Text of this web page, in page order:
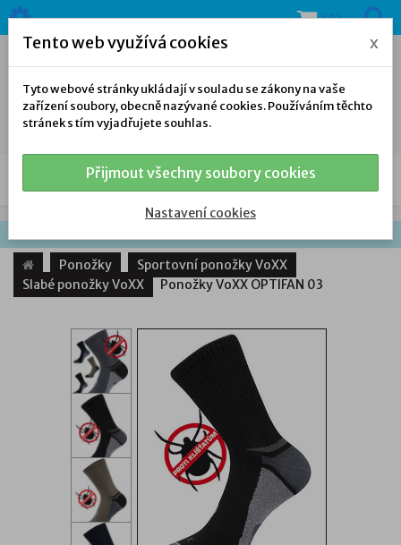
(0)
NAŠE NABÍDKA
Ponožky
Sportovní ponožky VoXX
Slabé ponožky VoXX
Ponožky VoXX OPTIFAN 03
Tento web využívá cookies x
Tyto webové stránky ukládají v souladu se zákony na vaše
zařízení soubory, obecně nazývané cookies. Používáním těchto
stránek s tím vyjadřujete souhlas.
Přijmout všechny soubory cookies
Nastavení cookies